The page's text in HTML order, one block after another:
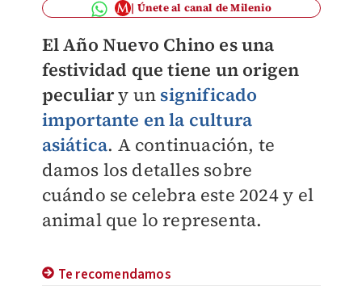
Únete al canal de Milenio
El Año Nuevo Chino es una
festividad que tiene un origen
peculiary un significado
importante en la cultura
asiática. A continuación, te
damos los detalles sobre
cuándo se celebra este 2024 y el
animal que lo representa.
Te recomendamos